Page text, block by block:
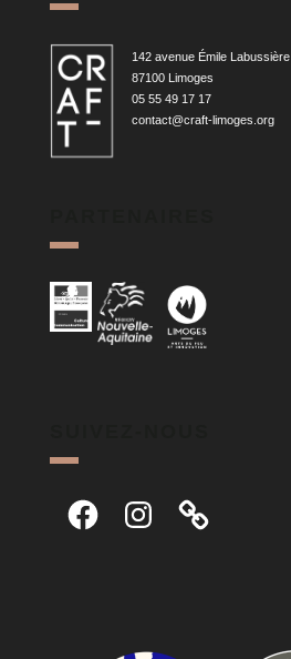
142 avenue Émile Labussière
87100 Limoges
05 55 49 17 17
contact@craft-limoges.org
FacebookInstagram